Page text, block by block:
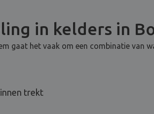
in kelders in
gaat het vaak om een combinatie van
trekt